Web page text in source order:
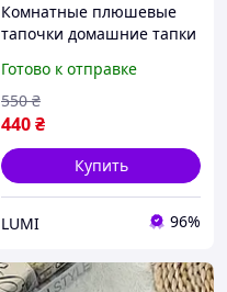
Комнатные плюшевые
тапочки домашние тапки
Готово к отправке
440₴
550 ₴
Купить
LUMI 96%